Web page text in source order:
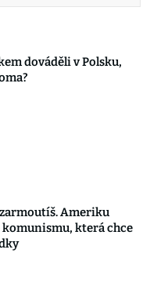
dováděli v Polsku,
Ameriku
komunismu, která chce